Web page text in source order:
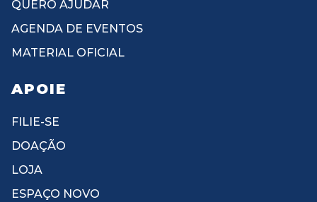
QUERO AJUDAR
AGENDA DE EVENTOS
MATERIAL OFICIAL
APOIE
FILIE-SE
DOAÇÃO
LOJA
ESPAÇO NOVO